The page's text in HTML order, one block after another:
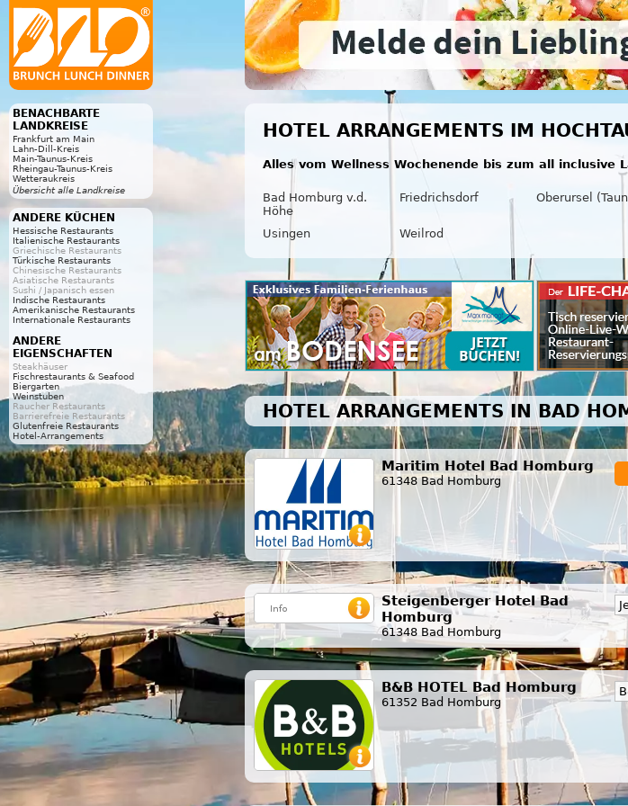
BENACHBARTE
LANDKREISE
Frankfurt am Main
Lahn-Dill-Kreis
Main-Taunus-Kreis
Rheingau-Taunus-Kreis
Wetteraukreis
Übersicht alle Landkreise
ANDERE KÜCHEN
Hessische Restaurants
Italienische Restaurants
Griechische Restaurants
Türkische Restaurants
Chinesische Restaurants
Asiatische Restaurants
Sushi / Japanisch essen
Indische Restaurants
Amerikanische Restaurants
Internationale Restaurants
ANDERE
EIGENSCHAFTEN
Steakhäuser
Fischrestaurants & Seafood
Biergarten
Weinstuben
Raucher Restaurants
Barrierefreie Restaurants
Glutenfreie Restaurants
Hotel-Arrangements
HOTEL ARRANGEMENTS IM
Alles vom Wellness Wochenende bis zum all inclusive
Bad Homburg v.d.
Höhe
Friedrichsdorf Oberursel
Usingen Weilrod
HOTEL ARRANGEMENTS IN BAD
Maritim Hotel Bad Homburg
61348 Bad Homburg
Steigenberger Hotel Bad
Homburg
61348 Bad Homburg
B&B HOTEL Bad Homburg
61352 Bad Homburg